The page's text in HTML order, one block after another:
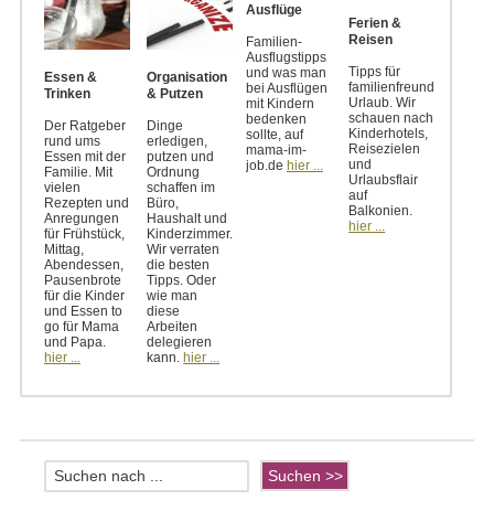
Essen &
Trinken
Der Ratgeber
rund ums
Essen mit der
Familie. Mit
vielen
Rezepten und
Anregungen
für Frühstück,
Mittag,
Abendessen,
Pausenbrote
für die Kinder
und Essen to
go für Mama
und Papa.
hier ...
Organisation
& Putzen
Dinge
erledigen,
putzen und
Ordnung
schaffen im
Büro,
Haushalt und
Kinderzimmer.
Wir verraten
die besten
Tipps. Oder
wie man
diese
Arbeiten
delegieren
kann. hier ...
Ausflüge
Familien-
Ausflugstipps
und was man
bei Ausflügen
mit Kindern
bedenken
sollte, auf
mama-im-
job.de hier ...
Ferien &
Reisen
Tipps für
familienfreundlichen
Urlaub. Wir
schauen nach
Kinderhotels,
Reisezielen
und
Urlaubsflair
auf
Balkonien.
hier ...